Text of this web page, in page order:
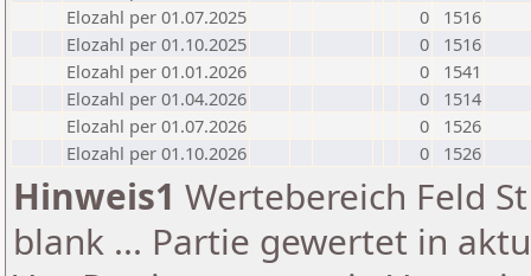
Elozahl per 01.07.2025
0
1516
Elozahl per 01.10.2025
0
1516
Elozahl per 01.01.2026
0
1541
Elozahl per 01.04.2026
0
1514
Elozahl per 01.07.2026
0
1526
Elozahl per 01.10.2026
0 1526
Hinweis1 Wertebereich Feld
blank ... Partie gewertet in